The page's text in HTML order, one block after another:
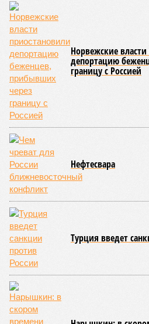
заключение о соответствии
разрешение на ввод жилищного
совсем недалеко, в паре станций
улице, картина, можно сказать,
Сюжет:
ЖК «Светлый мир «Станция Л»:
банкрот Seven Suns Development,
схема достройки через Capital
практически не видно. По
декабрю 2026 г., вторую – к марту
этом из кураторов стройки не
сроки должны
площадке, по свидетельствам
бывающих у забора, какая-либо
бетононасосов, ни работающих
мобилизации подрядчиков. При
осталось менее полугода.
Если в «Сказочном лесу»
отчитывался о поэтапной
конкретными инженерными
монолитных конструкций,
то по «Станции Л» подобной